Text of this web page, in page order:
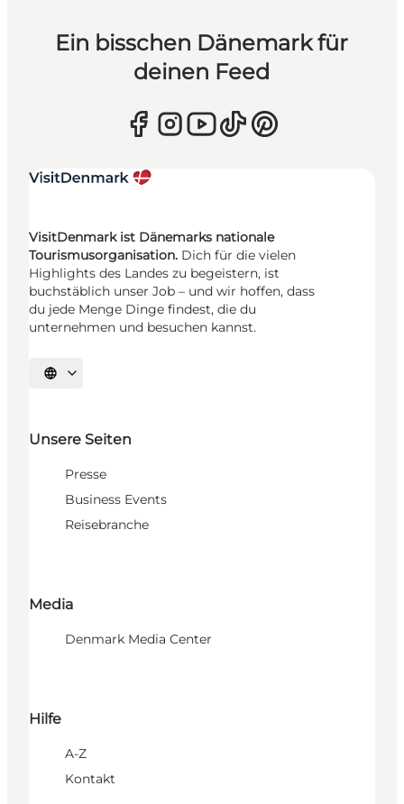
Ein bisschen Dänemark für
deinen Feed
VisitDenmark ist Dänemarks nationale
Tourismusorganisation. Dich für die vielen
Highlights des Landes zu begeistern, ist
buchstäblich unser Job – und wir hoffen, dass
du jede Menge Dinge findest, die du
unternehmen und besuchen kannst.
Sprache auswählen
Unsere Seiten
Presse
Business Events
Reisebranche
Media
Denmark Media Center
Hilfe
A-Z
Kontakt